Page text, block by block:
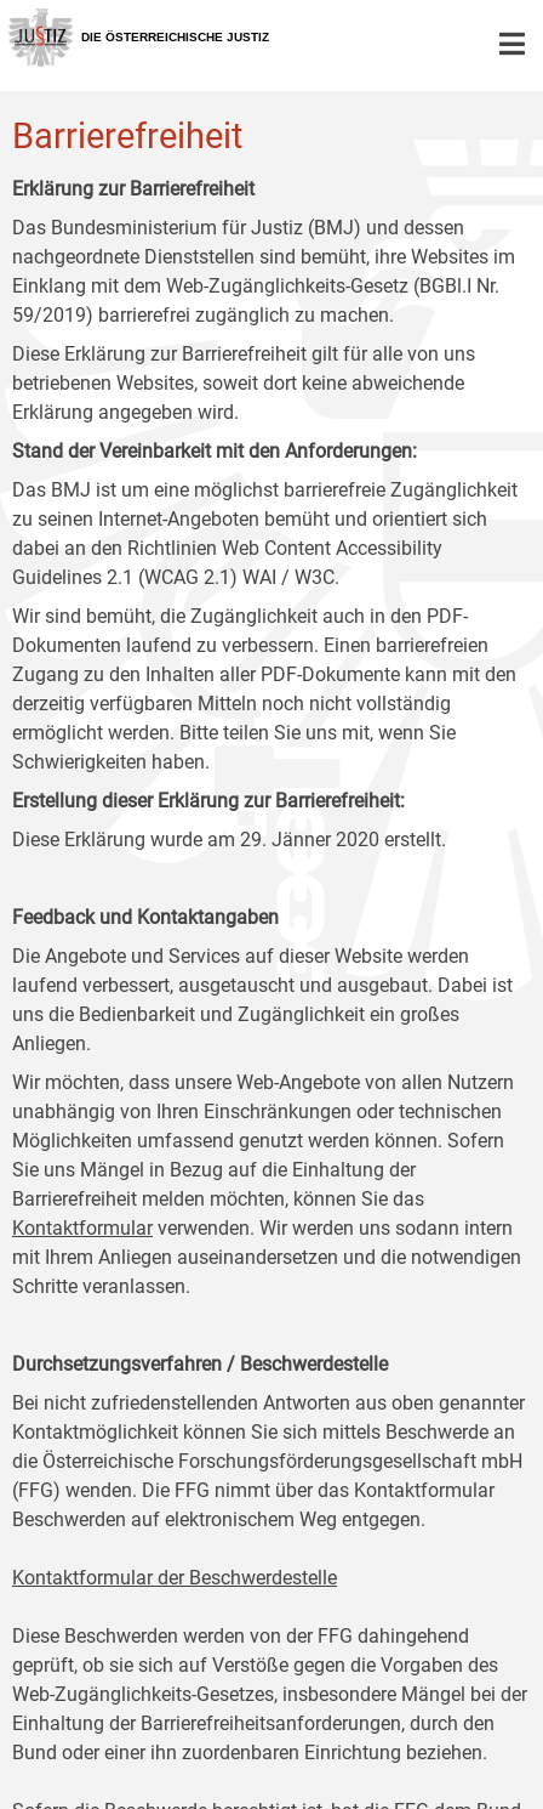
Zur
Hauptnavigation
[1]
Zum
Inhalt
[2]
Zum
Untermenü
[3]
DIE ÖSTERREICHISCHE JUSTIZ
Barrierefreiheit
Erklärung zur Barrierefreiheit
Das Bundesministerium für Justiz (BMJ) und dessen
nachgeordnete Dienststellen sind bemüht, ihre Websites im
Einklang mit dem Web-Zugänglichkeits-Gesetz (BGBl.I Nr.
59/2019) barrierefrei zugänglich zu machen.
Diese Erklärung zur Barrierefreiheit gilt für alle von uns
betriebenen Websites, soweit dort keine abweichende
Erklärung angegeben wird.
Stand der Vereinbarkeit mit den Anforderungen:
Das BMJ ist um eine möglichst barrierefreie Zugänglichkeit
zu seinen Internet-Angeboten bemüht und orientiert sich
dabei an den Richtlinien Web Content Accessibility
Guidelines 2.1 (WCAG 2.1) WAI / W3C.
Wir sind bemüht, die Zugänglichkeit auch in den PDF-
Dokumenten laufend zu verbessern. Einen barrierefreien
Zugang zu den Inhalten aller PDF-Dokumente kann mit den
derzeitig verfügbaren Mitteln noch nicht vollständig
ermöglicht werden. Bitte teilen Sie uns mit, wenn Sie
Schwierigkeiten haben.
Erstellung dieser Erklärung zur Barrierefreiheit:
Diese Erklärung wurde am 29. Jänner 2020 erstellt.
Feedback und Kontaktangaben
Die Angebote und Services auf dieser Website werden
laufend verbessert, ausgetauscht und ausgebaut. Dabei ist
uns die Bedienbarkeit und Zugänglichkeit ein großes
Anliegen.
Wir möchten, dass unsere Web-Angebote von allen Nutzern
unabhängig von Ihren Einschränkungen oder technischen
Möglichkeiten umfassend genutzt werden können. Sofern
Sie uns Mängel in Bezug auf die Einhaltung der
Barrierefreiheit melden möchten, können Sie das
Kontaktformularverwenden. Wir werden uns sodann intern
mit Ihrem Anliegen auseinandersetzen und die notwendigen
Schritte veranlassen.
Durchsetzungsverfahren / Beschwerdestelle
Bei nicht zufriedenstellenden Antworten aus oben genannter
Kontaktmöglichkeit können Sie sich mittels Beschwerde an
die Österreichische Forschungsförderungsgesellschaft mbH
(FFG) wenden. Die FFG nimmt über das Kontaktformular
Beschwerden auf elektronischem Weg entgegen.
Kontaktformular der Beschwerdestelle
Diese Beschwerden werden von der FFG dahingehend
geprüft, ob sie sich auf Verstöße gegen die Vorgaben des
Web-Zugänglichkeits-Gesetzes, insbesondere Mängel bei der
Einhaltung der Barrierefreiheitsanforderungen, durch den
Bund oder einer ihn zuordenbaren Einrichtung beziehen.